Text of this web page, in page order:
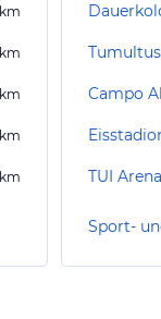
km
km
km
km
km
Campo
TUI Arena